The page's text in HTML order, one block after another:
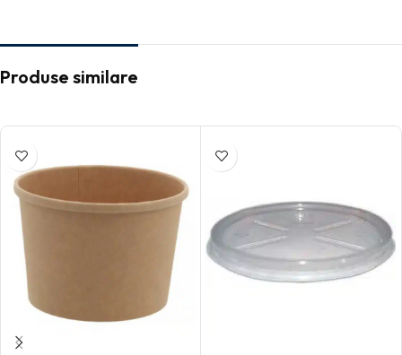
Produse similare